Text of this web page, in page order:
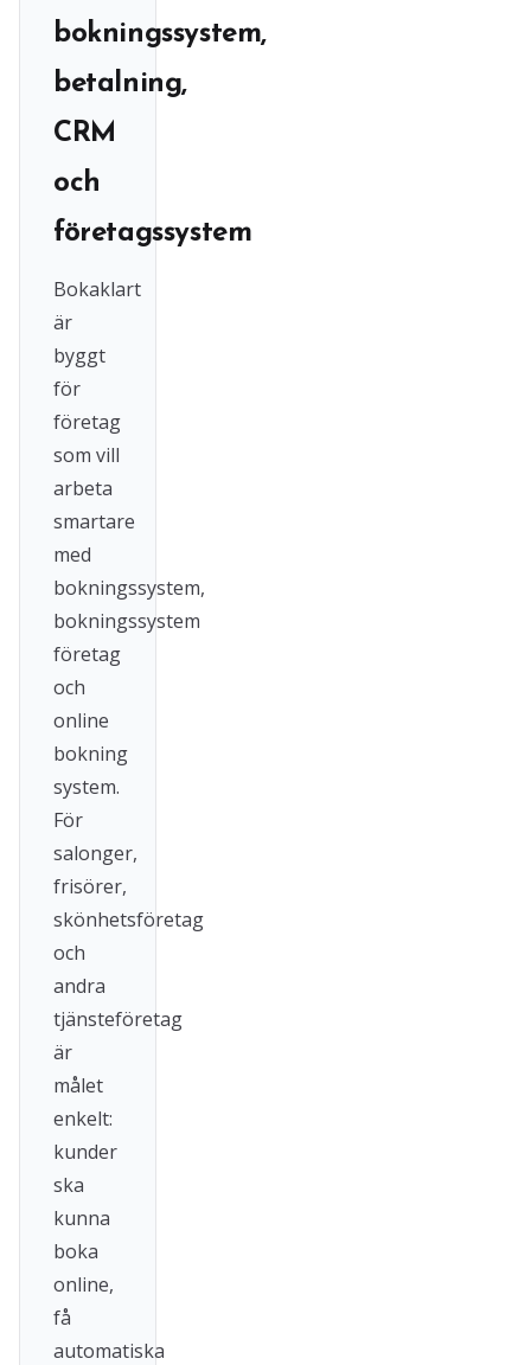
bokningssystem,
betalning,
CRM
och
företagssystem
Bokaklart
är
byggt
för
företag
som vill
arbeta
smartare
med
bokningssystem,
bokningssystem
företag
och
online
bokning
system.
För
salonger,
frisörer,
skönhetsföretag
och
andra
tjänsteföretag
är
målet
enkelt:
kunder
ska
kunna
boka
online,
få
automatiska